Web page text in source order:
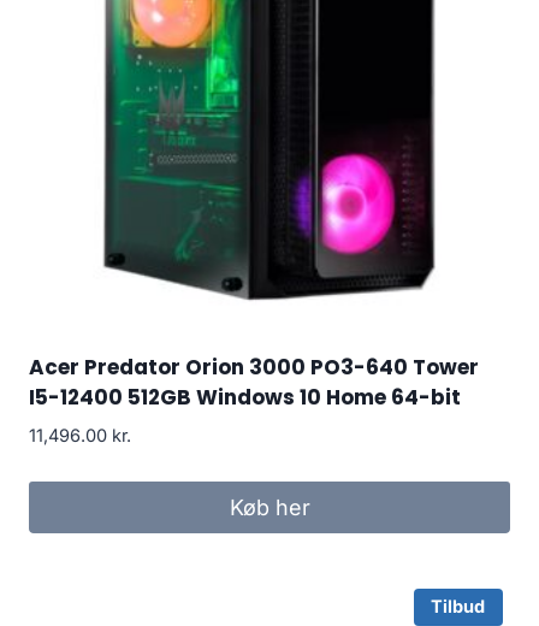
Acer Predator Orion 3000 PO3-640 Tower
I5-12400 512GB Windows 10 Home 64-bit
11,496.00 kr.
Køb her
Tilbud